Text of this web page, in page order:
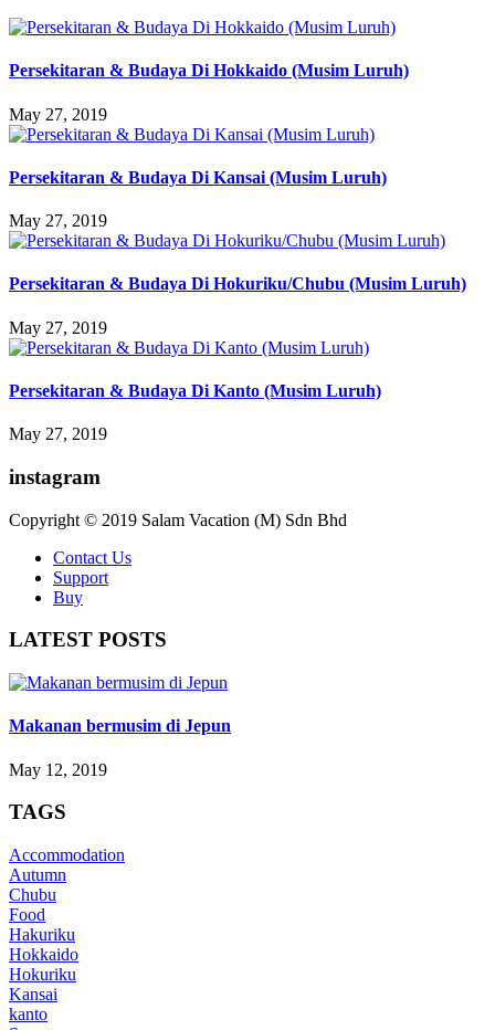
Persekitaran & Budaya Di Hokkaido (Musim Luruh)
May 27, 2019
Persekitaran & Budaya Di Kansai (Musim Luruh)
May 27, 2019
Persekitaran & Budaya Di Hokuriku/Chubu (Musim Luruh)
May 27, 2019
Persekitaran & Budaya Di Kanto (Musim Luruh)
May 27, 2019
instagram
Copyright © 2019 Salam Vacation (M) Sdn Bhd
Contact Us
Support
Buy
LATEST POSTS
Makanan bermusim di Jepun
May 12, 2019
TAGS
Accommodation
Autumn
Chubu
Food
Hakuriku
Hokkaido
Hokuriku
Kansai
kanto